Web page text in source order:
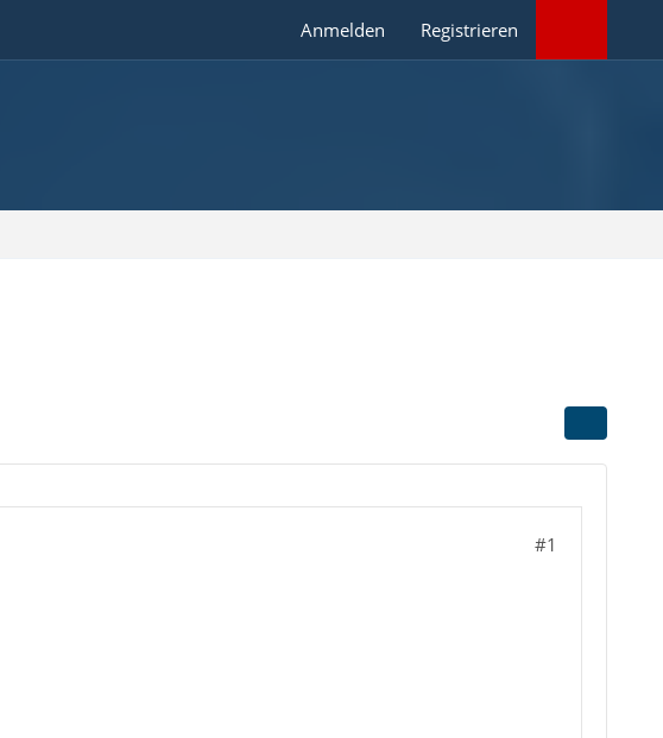
Anmelden Registrieren
#1